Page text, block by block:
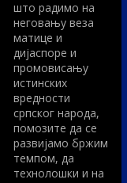
што радимо на
неговању веза
матице и
дијаспоре и
промовисању
истинских
вредности
српског народа,
помозите да се
развијамо бржим
темпом, да
технолошки и на